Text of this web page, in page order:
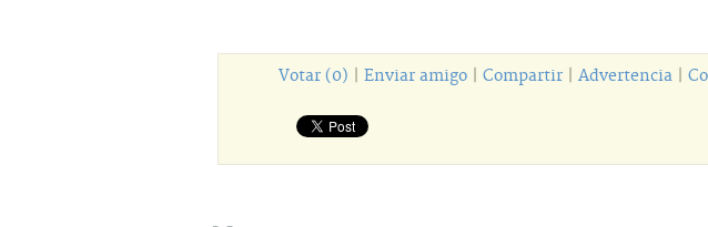
Votar (0) Enviar amigo Compartir Advertencia